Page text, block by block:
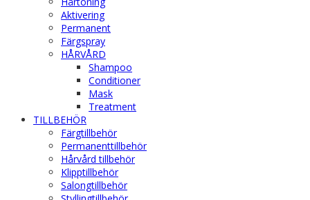
Aktivering
Permanent
Färgspray
HÅRVÅRD
Shampoo
Conditioner
Mask
Treatment
TILLBEHÖR
Färgtillbehör
Permanenttillbehör
Hårvård tillbehör
Klipptillbehör
Salongtillbehör